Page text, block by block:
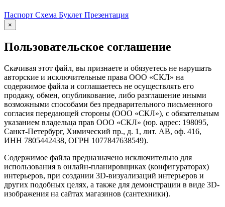
Паспорт Схема Буклет Презентация
×
Пользовательское соглашение
Скачивая этот файл, вы признаете и обязуетесь не нарушать
авторские и исключительные права ООО «СКЛ» на
содержимое файла и соглашаетесь не осуществлять его
продажу, обмен, опубликование, либо разглашение иными
возможными способами без предварительного письменного
согласия передающей стороны (ООО «СКЛ»), с обязательным
указанием владельца прав ООО «СКЛ» (юр. адрес: 198095,
Санкт-Петербург, Химический пр., д. 1, лит. АВ, оф. 416,
ИНН 7805442438, ОГРН 1077847638549).
Содержимое файла предназначено исключительно для
использования в онлайн-планировщиках (конфигураторах)
интерьеров, при создании 3D-визуализаций интерьеров и
других подобных целях, а также для демонстрации в виде 3D-
изображения на сайтах магазинов (сантехники).